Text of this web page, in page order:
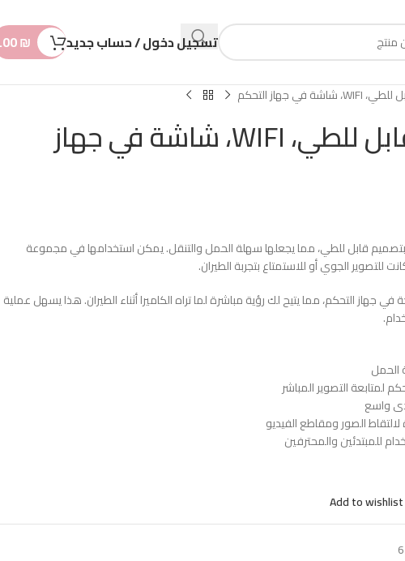
تسجيل دخول / حساب جديد ₪
HST درون قابل للطي، WIFI، شاشة في جهاز
بتصميم قابل للطي، مما يجعلها سهلة الحمل والتنقل. يمكن استخدامها في مجموعة
للتصوير الجوي أو للاستمتاع بتجربة الطيران.
جهاز التحكم، مما يتيح لك رؤية مباشرة لما تراه الكاميرا أثناء الطيران. هذا يسهل عملية
الحمل
التصوير المباشر
واسع
الصور ومقاطع الفيديو
للمبتدئين والمحترفين
Add to wishlist